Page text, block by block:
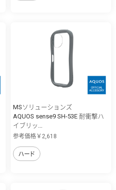
MSソリューションズ
AQUOS sense9 SH-53E 耐衝撃ハ
イブリッ...
参考価格￥2,618
ハード